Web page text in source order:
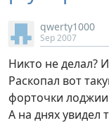
qwerty1000
Sep 2007
Никто не делал?
Раскопал вот
форточки
А на днях увидел